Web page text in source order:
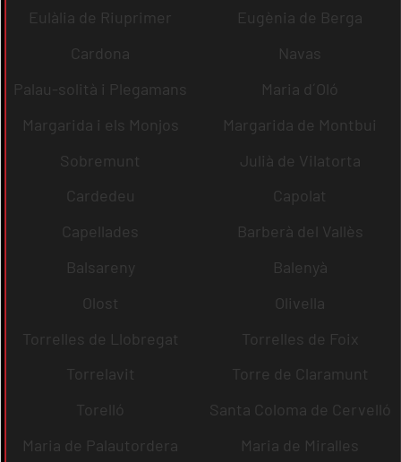
Eulàlia de Riuprimer
Eugènia de Berga
Cardona
Navas
Palau-solità i Plegamans
Maria d´Oló
Margarida i els Monjos
Margarida de Montbui
Sobremunt
Julià de Vilatorta
Cardedeu
Capolat
Capellades
Barberà del Vallès
Balsareny
Balenyà
Olost
Olivella
Torrelles de Llobregat
Torrelles de Foix
Torrelavit
Torre de Claramunt
Torelló
Santa Coloma de Cervelló
Maria de Palautordera
Maria de Miralles